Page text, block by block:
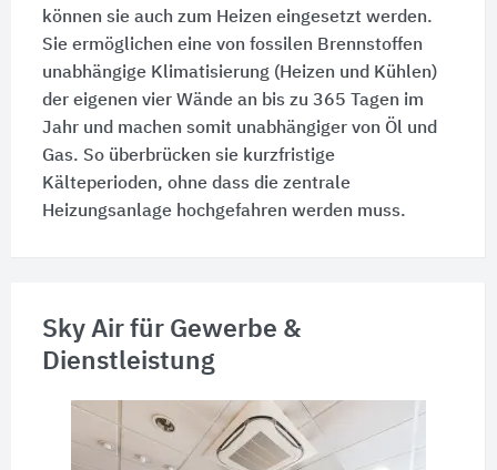
können sie auch zum Heizen eingesetzt werden.
Sie ermöglichen eine von fossilen Brennstoffen
unabhängige Klimatisierung (Heizen und Kühlen)
der eigenen vier Wände an bis zu 365 Tagen im
Jahr und machen somit unabhängiger von Öl und
Gas. So überbrücken sie kurzfristige
Kälteperioden, ohne dass die zentrale
Heizungsanlage hochgefahren werden muss.
Sky Air für Gewerbe &
Dienstleistung